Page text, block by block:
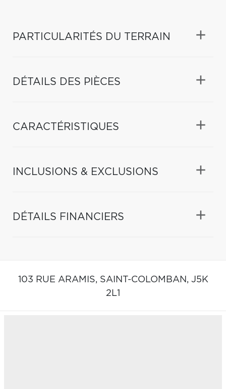
PARTICULARITÉS DU TERRAIN
DÉTAILS DES PIÈCES
CARACTÉRISTIQUES
INCLUSIONS & EXCLUSIONS
DÉTAILS FINANCIERS
103 RUE ARAMIS, SAINT-COLOMBAN, J5K
2L1